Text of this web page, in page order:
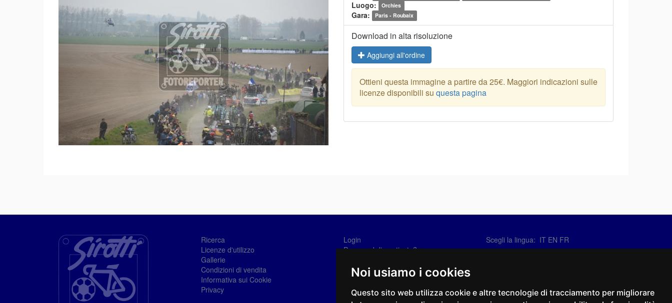
Noi usiamo i cookies
Questo sito web utilizza cookie e altre tecnologie di tracciamento per migliorare
Luogo: Orchies
Gara: Paris - Roubaix
Download in alta risoluzione
Aggiungi all'ordine
Ottieni questa immagine a partire da 25€. Maggiori indicazioni sulle
licenze disponibili su questa pagina
Ricerca
Licenze d'utilizzo
Gallerie
Condizioni di vendita
Informativa sui Cookie
Privacy
Login
Password dimenticata?
Scegli la lingua: IT EN FR
Social